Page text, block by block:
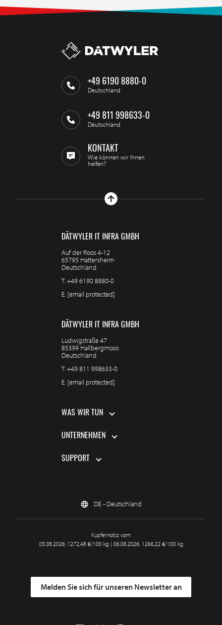
+49 6190 8880-0
Deutschland
+49 811 998633-0
Deutschland
KONTAKT
Wie können wir Ihnen
helfen?
DÄTWYLER IT INFRA GMBH
Auf der Roos 4-12
65795 Hattersheim
Deutschland
T.+49 6190 8880-0
E. [email protected]
DÄTWYLER IT INFRA GMBH
Ludwigstraße 47
85399 Hallbergmoos
Deutschland
T.+49 811 998633-0
E. [email protected]
WAS WIR TUN
UNTERNEHMEN
SUPPORT
DE - Deutschland
Kupfernotiz vom
05.08.2026: 1272,48 €/100 kg | 06.08.2026: 1266,22 €/100 kg
Melden Sie sich für unseren Newsletter an